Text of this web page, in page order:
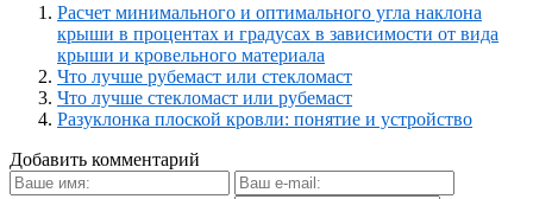
Расчет минимального и оптимального угла наклона
крыши в процентах и градусах в зависимости от вида
крыши и кровельного материала
Что лучше рубемаст или стекломаст
Что лучше стекломаст или рубемаст
Разуклонка плоской кровли: понятие и устройство
Добавить комментарий